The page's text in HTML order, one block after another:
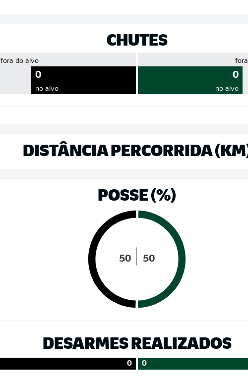
CHUTES
fora do alvo
0
no alvo
0
no alvo
DISTÂNCIA PERCORRIDA
POSSE (%)
50 50
DESARMES REALIZADOS
0 0